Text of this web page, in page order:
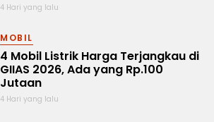
4 Hari yang lalu
MOBIL
4 Mobil Listrik Harga Terjangkau di
GIIAS 2026, Ada yang Rp.100
Jutaan
4 Hari yang lalu